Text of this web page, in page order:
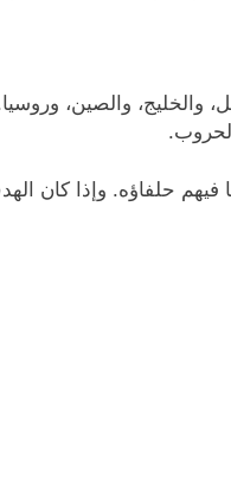
والخليج، والصين،
حلفاؤه. وإذا كان